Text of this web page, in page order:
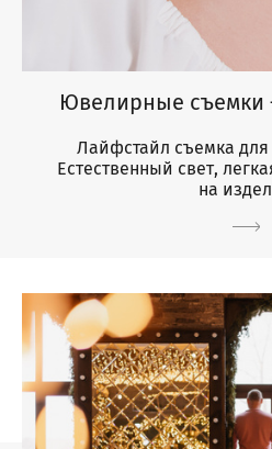
Ювелирные съемки
Лайфстайл съемка для
Естественный свет,
на